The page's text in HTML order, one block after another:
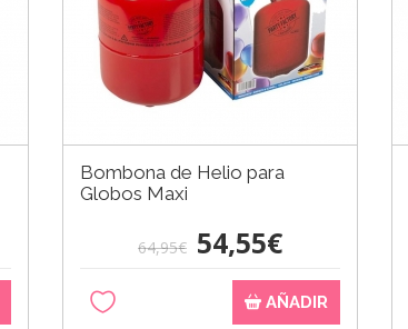
Bombona de Helio para
Globos Maxi
64,95€ 54,55€
AÑADIR